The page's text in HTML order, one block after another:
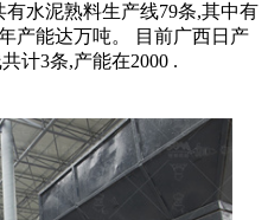
水泥熟料生产线79条,其中有
产能达万吨。 目前广西日产
计3条,产能在2000 .